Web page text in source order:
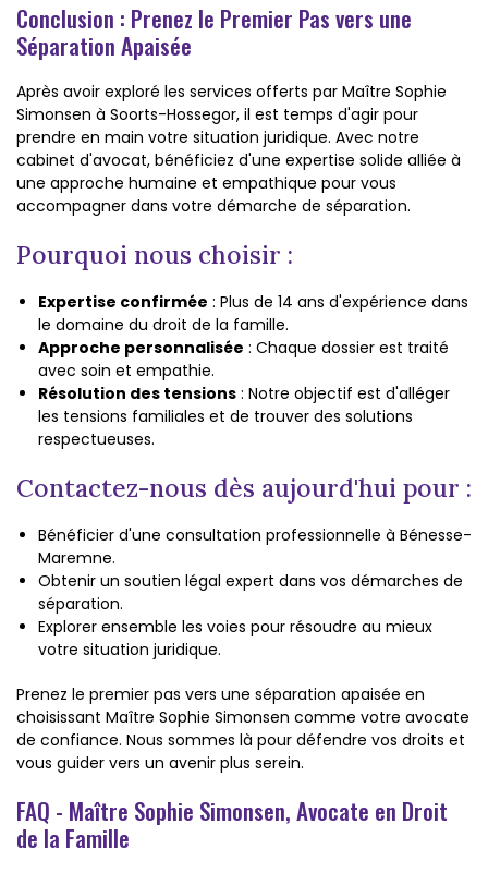
Conclusion : Prenez le Premier Pas vers une
Séparation Apaisée
Après avoir exploré les services offerts par Maître Sophie
Simonsen à Soorts-Hossegor, il est temps d'agir pour
prendre en main votre situation juridique. Avec notre
cabinet d'avocat, bénéficiez d'une expertise solide alliée à
une approche humaine et empathique pour vous
accompagner dans votre démarche de séparation.
Pourquoi nous choisir :
Expertise confirmée : Plus de 14 ans d'expérience dans
le domaine du droit de la famille.
Approche personnalisée : Chaque dossier est traité
avec soin et empathie.
Résolution des tensions : Notre objectif est d'alléger
les tensions familiales et de trouver des solutions
respectueuses.
Contactez-nous dès aujourd'hui pour :
Bénéficier d'une consultation professionnelle à Bénesse-
Maremne.
Obtenir un soutien légal expert dans vos démarches de
séparation.
Explorer ensemble les voies pour résoudre au mieux
votre situation juridique.
Prenez le premier pas vers une séparation apaisée en
choisissant Maître Sophie Simonsen comme votre avocate
de confiance. Nous sommes là pour défendre vos droits et
vous guider vers un avenir plus serein.
FAQ - Maître Sophie Simonsen, Avocate en Droit
de la Famille